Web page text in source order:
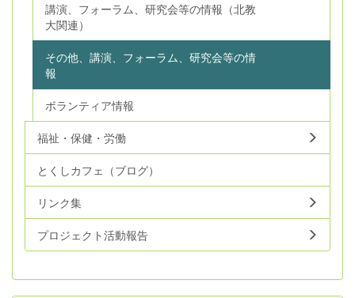
講演、フォーラム、研究会等の情報（北教
大関連）
その他、講演、フォーラム、研究会等の情
報
ボランティア情報
福祉・保健・労働
とくしカフェ（ブログ）
リンク集
プロジェクト活動報告